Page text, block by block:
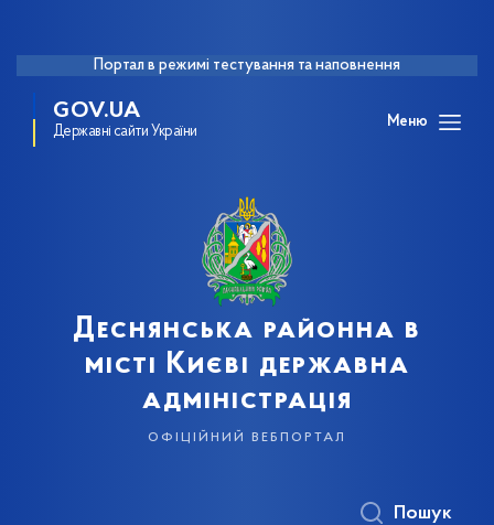
Портал в режимі тестування та наповнення
GOV.UA
Державні сайти України
Меню
Деснянська районна в
місті Києві державна
адміністрація
офіційний вебпортал
Пошук